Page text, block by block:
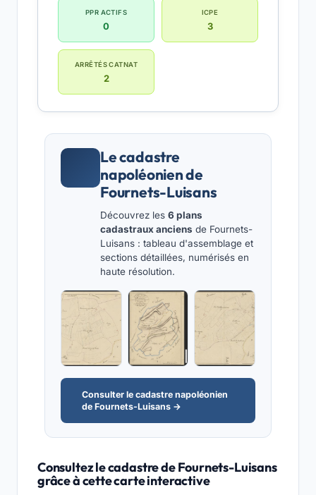
PPR ACTIFS
0
ICPE
3
ARRÊTÉS CATNAT
2
Le cadastre
napoléonien de
Fournets-Luisans
Découvrez les 6 plans
cadastraux anciens de Fournets-
Luisans : tableau d'assemblage et
sections détaillées, numérisés en
haute résolution.
Consulter le cadastre napoléonien
de Fournets-Luisans →
Consultez le cadastre de Fournets-Luisans
grâce à cette carte interactive